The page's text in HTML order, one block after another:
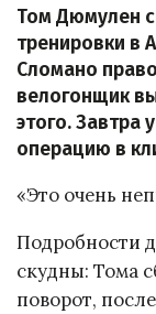
Том Дюмулен
тренировки в
Сломано
велогонщик
этого. Завтра
операцию в
«Это очень
Подробности
скудны: Тома
поворот,